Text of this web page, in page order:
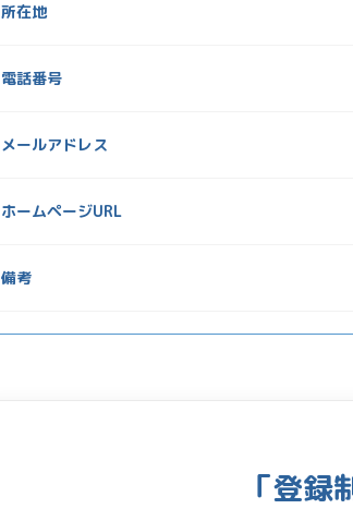
所在地
電話番号
メールアドレス
ホームページURL
備考
「登